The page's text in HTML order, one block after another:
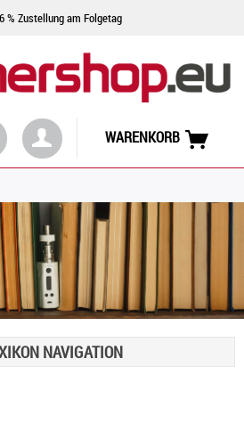
% Zustellung am Folgetag
WARENKORB
NAVIGATION